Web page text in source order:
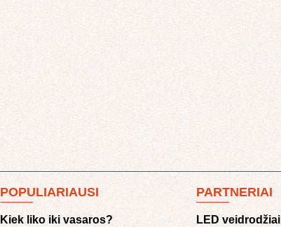
POPULIARIAUSI
Kiek liko iki vasaros?
PARTNERIAI
LED veidrodžiai